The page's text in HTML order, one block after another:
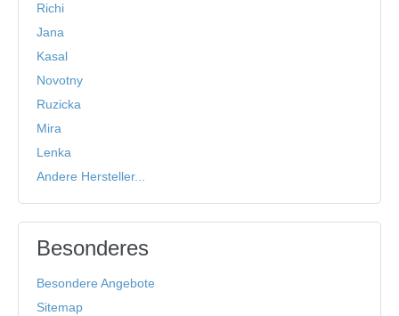
Richi
Jana
Kasal
Novotny
Ruzicka
Mira
Lenka
Andere Hersteller...
Besonderes
Besondere Angebote
Sitemap